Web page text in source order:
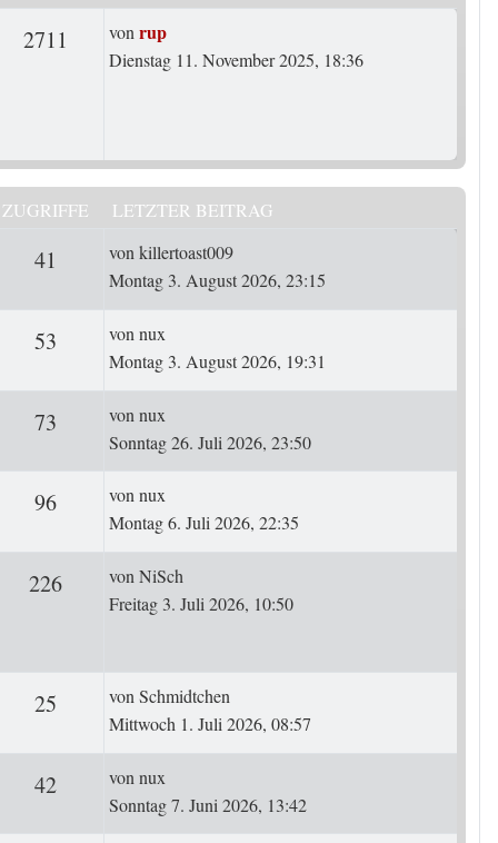
2711 ZugriffeLetzter Beitrag
vonrup
Dienstag 11. November 2025, 18:36
ZUGRIFFE LETZTER BEITRAG
41 ZugriffeLetzter Beitrag
vonkillertoast009
Montag 3. August 2026, 23:15
53 ZugriffeLetzter Beitrag
vonnux
Montag 3. August 2026, 19:31
73 ZugriffeLetzter Beitrag
vonnux
Sonntag 26. Juli 2026, 23:50
96ZugriffeLetzter Beitrag
vonnux
Montag 6. Juli 2026, 22:35
226ZugriffeLetzter Beitrag
vonNiSch
Freitag 3. Juli 2026, 10:50
25 ZugriffeLetzter Beitrag
vonSchmidtchen
Mittwoch 1. Juli 2026, 08:57
42ZugriffeLetzter Beitrag
vonnux
Sonntag 7. Juni 2026, 13:42